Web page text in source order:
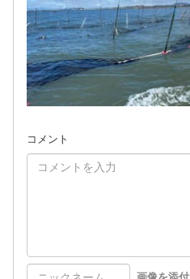
コメント